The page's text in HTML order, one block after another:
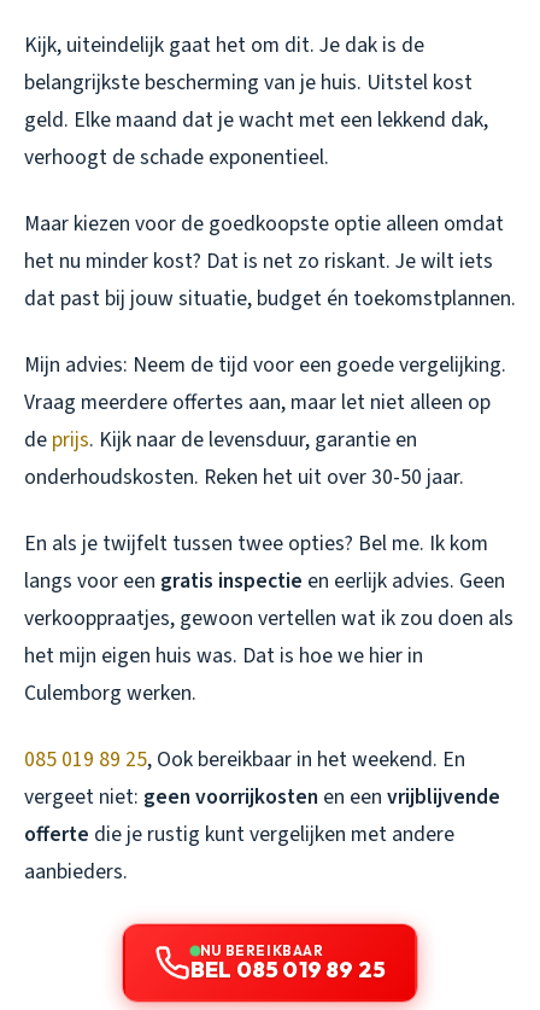
Kijk, uiteindelijk gaat het om dit. Je dak is de
belangrijkste bescherming van je huis. Uitstel kost
geld. Elke maand dat je wacht met een lekkend dak,
verhoogt de schade exponentieel.
Maar kiezen voor de goedkoopste optie alleen omdat
het nu minder kost? Dat is net zo riskant. Je wilt iets
dat past bij jouw situatie, budget én toekomstplannen.
Mijn advies: Neem de tijd voor een goede vergelijking.
Vraag meerdere offertes aan, maar let niet alleen op
de prijs. Kijk naar de levensduur, garantie en
onderhoudskosten. Reken het uit over 30-50 jaar.
En als je twijfelt tussen twee opties? Bel me. Ik kom
langs voor een gratis inspectie en eerlijk advies. Geen
verkooppraatjes, gewoon vertellen wat ik zou doen als
het mijn eigen huis was. Dat is hoe we hier in
Culemborg werken.
085 019 89 25, Ook bereikbaar in het weekend. En
vergeet niet: geen voorrijkosten en een vrijblijvende
offerte die je rustig kunt vergelijken met andere
aanbieders.
NU BEREIKBAAR
BEL 085 019 89 25